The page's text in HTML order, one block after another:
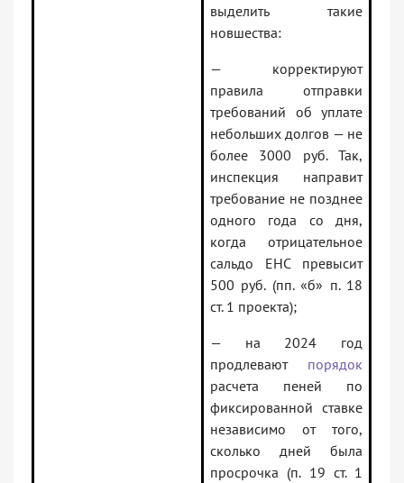
выделить такие
новшества:
— корректируют
правила отправки
требований об уплате
небольших долгов — не
более 3000 руб. Так,
инспекция направит
требование не позднее
одного года со дня,
когда отрицательное
сальдо ЕНС превысит
500 руб. (пп. «б» п. 18
ст. 1 проекта);
— на 2024 год
продлевают порядок
расчета пеней по
фиксированной ставке
независимо от того,
сколько дней была
просрочка (п. 19 ст. 1